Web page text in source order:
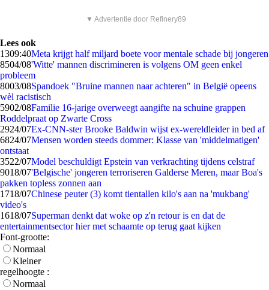
▼ Advertentie door Refinery89
Lees ook
1309:40Meta krijgt half miljard boete voor mentale schade bij jongeren
8504/08'Witte' mannen discrimineren is volgens OM geen enkel
probleem
8003/08Spandoek "Bruine mannen naar achteren" in België opeens
wèl racistisch
5902/08Familie 16-jarige overweegt aangifte na schuine grappen
Roddelpraat op Zwarte Cross
2924/07Ex-CNN-ster Brooke Baldwin wijst ex-wereldleider in bed af
6824/07Mensen worden steeds dommer: Klasse van 'middelmatigen'
ontstaat
3522/07Model beschuldigt Epstein van verkrachting tijdens celstraf
9018/07'Belgische' jongeren terroriseren Galderse Meren, maar Boa's
pakken topless zonnen aan
1718/07Chinese peuter (3) komt tientallen kilo's aan na 'mukbang'
video's
1618/07Superman denkt dat woke op z'n retour is en dat de
entertainmentsector hier met schaamte op terug gaat kijken
Font-grootte:
Normaal
Kleiner
regelhoogte :
Normaal